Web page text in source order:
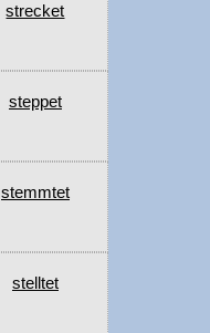
strecket
steppet
stemmtet
stelltet